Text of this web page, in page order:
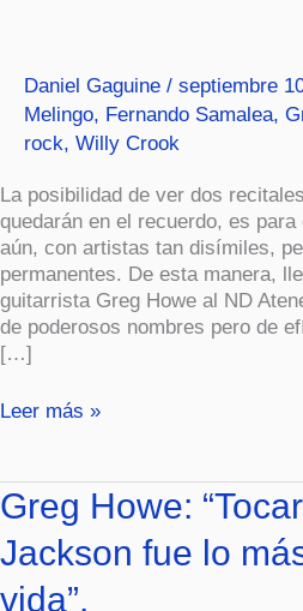
Daniel Gaguine / septiembre
Melingo, Fernando Samalea,
rock, Willy Crook
La posibilidad de ver dos
quedarán en el recuerdo, es
aún, con artistas tan disímiles,
permanentes. De esta manera,
guitarrista Greg Howe al ND
de poderosos nombres pero de
[…]
Dos.
Leer más »
Greg Howe:
Jackson fue lo
vida”.
Greg
Howe:
“Tocar
Michael